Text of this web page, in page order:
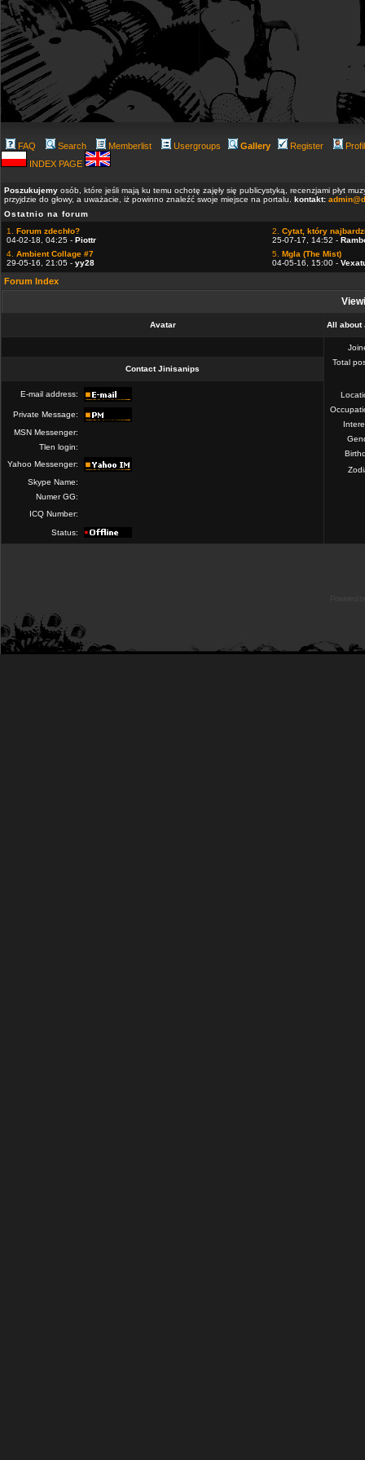
FAQ Search Memberlist Usergroups Gallery Register
INDEX PAGE
Poszukujemy osób, które jeśli mają ku temu ochotę zajęły się publicystyką, recenzjami płyt
przyjdzie do głowy, a uważacie, iż powinno znaleźć swoje miejsce na portalu. kontakt:
Ostatnio na forum
1. Forum zdechło?
04-02-18, 04:25 - Piottr
2. Cytat, który
25-07-17, 14:52 -
4. Ambient Collage #7
29-05-16, 21:05 - yy28
5. Mgla (The Mist)
04-05-16, 15:00 -
Forum Index
Avatar All about
Total
Contact Jinisanips
E-mail address:
Private Message:
MSN Messenger:
Tlen login:
Yahoo Messenger:
Skype Name:
Numer GG:
ICQ Number:
Status: